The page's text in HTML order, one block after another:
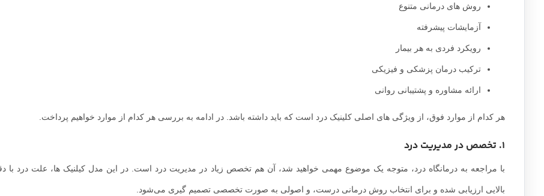
روش های درمانی متنوع
آزمایشات پیشرفته
رویکرد فردی به هر بیمار
ترکیب درمان پزشکی و فیزیکی
ارائه مشاوره و پشتیبانی روانی
هر کدام از موارد فوق، از ویژگی های اصلی کلینیک درد است که باید داشته باشد. در ادامه به بررسی هر کدام از موارد خواهیم پرداخت.
1. تخصص در مدیریت درد
با مراجعه به درمانگاه درد، متوجه یک موضوع مهمی خواهید شد، آن هم تخصص زیاد در مدیریت درد است. در این مدل کیلنیک ها، علت درد با
بالایی ارزیابی شده و برای انتخاب روش درمانی درست، و اصولی به صورت تخصصی تصمیم گیری می‌شود.